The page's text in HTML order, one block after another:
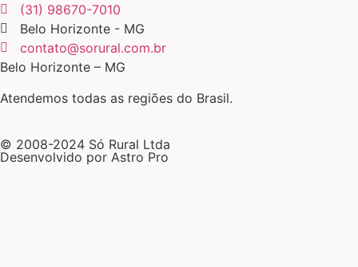
(31) 98670-7010
Belo Horizonte - MG
contato@sorural.com.br
Belo Horizonte – MG
Atendemos todas as regiões do Brasil.
© 2008-2024 Só Rural Ltda
Desenvolvido por Astro Pro